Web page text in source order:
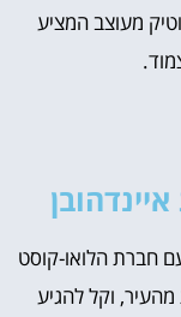
מעוצב המציע
חברת הלואו-קוסט
התעופה נמצא 20 דקות מהעיר, וקל להגיע